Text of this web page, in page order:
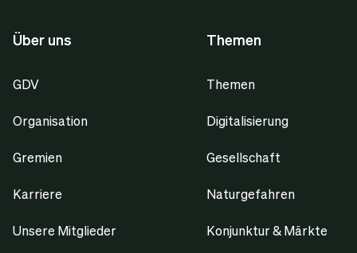
Über uns
GDV
Organisation
Gremien
Karriere
Unsere Mitglieder
Themen
Themen
Digitalisierung
Gesellschaft
Naturgefahren
Konjunktur & Märkte